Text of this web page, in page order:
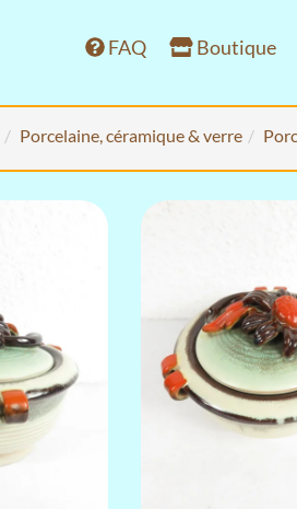
FAQ Boutique
Porcelaine, céramique & verre